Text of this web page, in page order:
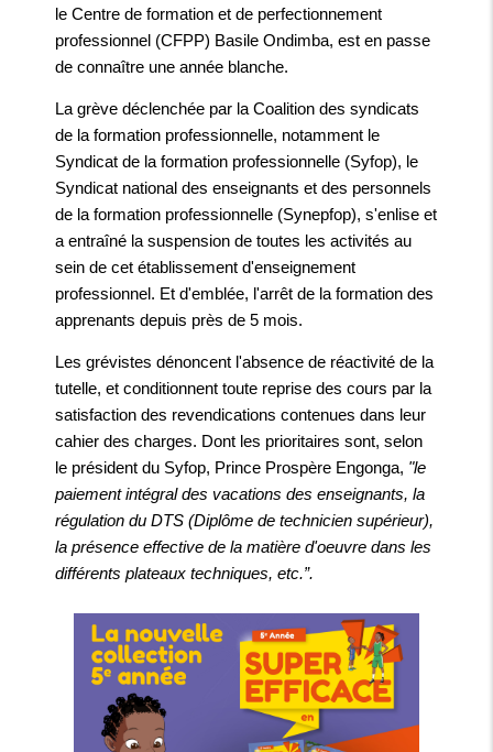
le Centre de formation et de perfectionnement
professionnel (CFPP) Basile Ondimba, est en passe
de connaître une année blanche.
La grève déclenchée par la Coalition des syndicats
de la formation professionnelle, notamment le
Syndicat de la formation professionnelle (Syfop), le
Syndicat national des enseignants et des personnels
de la formation professionnelle (Synepfop), s'enlise et
a entraîné la suspension de toutes les activités au
sein de cet établissement d'enseignement
professionnel. Et d'emblée, l'arrêt de la formation des
apprenants depuis près de 5 mois.
Les grévistes dénoncent l'absence de réactivité de la
tutelle, et conditionnent toute reprise des cours par la
satisfaction des revendications contenues dans leur
cahier des charges. Dont les prioritaires sont, selon
le président du Syfop, Prince Prospère Engonga, "le
paiement intégral des vacations des enseignants, la
régulation du DTS (Diplôme de technicien supérieur),
la présence effective de la matière d'oeuvre dans les
différents plateaux techniques, etc.”.